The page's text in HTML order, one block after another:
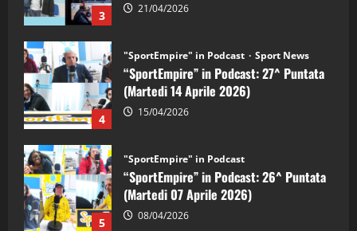
3 21/04/2026
4
"SportEmpire" in Podcast Sport News
“SportEmpire” in Podcast: 27^ Puntata
(Martedi 14 Aprile 2026)
15/04/2026
5
"SportEmpire" in Podcast
“SportEmpire” in Podcast: 26^ Puntata
(Martedi 07 Aprile 2026)
08/04/2026